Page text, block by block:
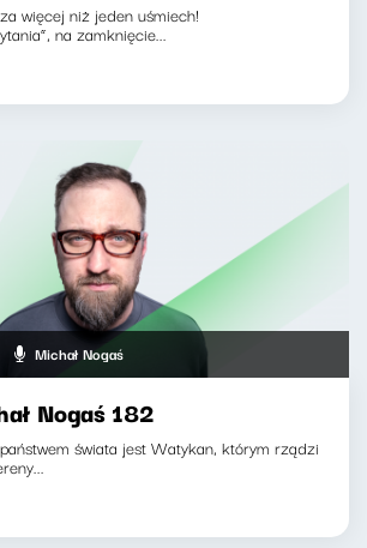
więcej niż jeden uśmiech!
na zamknięcie...
Michał Nogaś
Nogaś 182
świata jest Watykan, którym rządzi